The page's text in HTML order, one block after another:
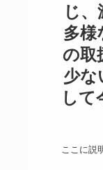
じ
多様
の取
少な
して
ここに説